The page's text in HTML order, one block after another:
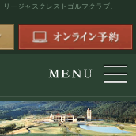
リージャスクレストゴルフクラブ。